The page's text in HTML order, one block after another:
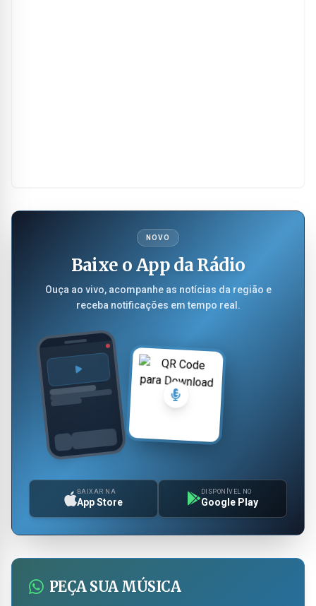
NOVO
Baixe o App da Rádio
Ouça ao vivo, acompanhe as notícias da região e
receba notificações em tempo real.
BAIXAR NA
App Store
DISPONÍVEL NO
Google Play
PEÇA SUA MÚSICA